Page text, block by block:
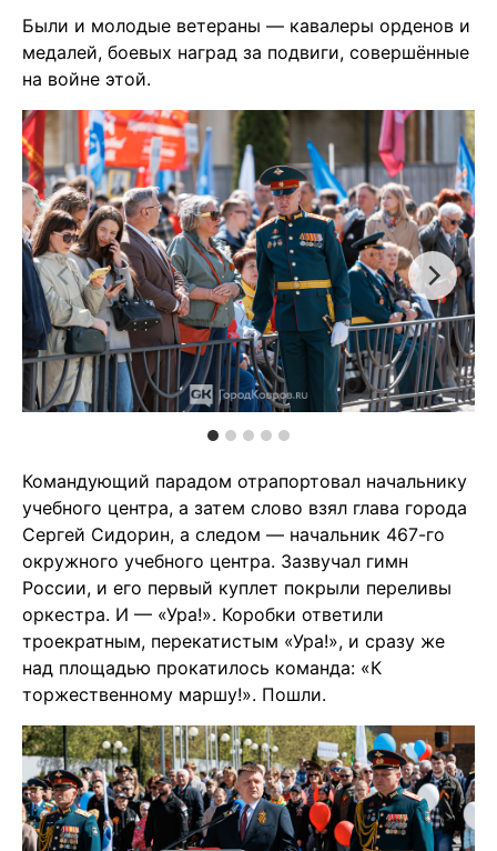
Были и молодые ветераны — кавалеры орденов и
медалей, боевых наград за подвиги, совершённые
на войне этой.
Командующий парадом отрапортовал начальнику
учебного центра, а затем слово взял глава города
Сергей Сидорин, а следом — начальник 467-го
окружного учебного центра. Зазвучал гимн
России, и его первый куплет покрыли переливы
оркестра. И — «Ура!». Коробки ответили
троекратным, перекатистым «Ура!», и сразу же
над площадью прокатилось команда: «К
торжественному маршу!». Пошли.